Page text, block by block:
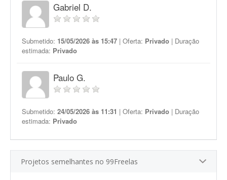
Gabriel D.
Submetido: 15/05/2026 às 15:47 | Oferta: Privado | Duração
estimada: Privado
Paulo G.
Submetido: 24/05/2026 às 11:31 | Oferta: Privado | Duração
estimada: Privado
Projetos semelhantes no 99Freelas